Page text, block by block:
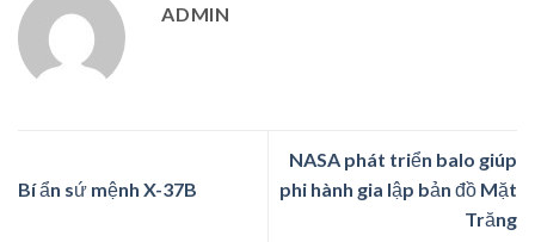
ADMIN
Bí ẩn sứ mệnh X-37B
NASA phát triển balo giúp
phi hành gia lập bản đồ Mặt
Trăng